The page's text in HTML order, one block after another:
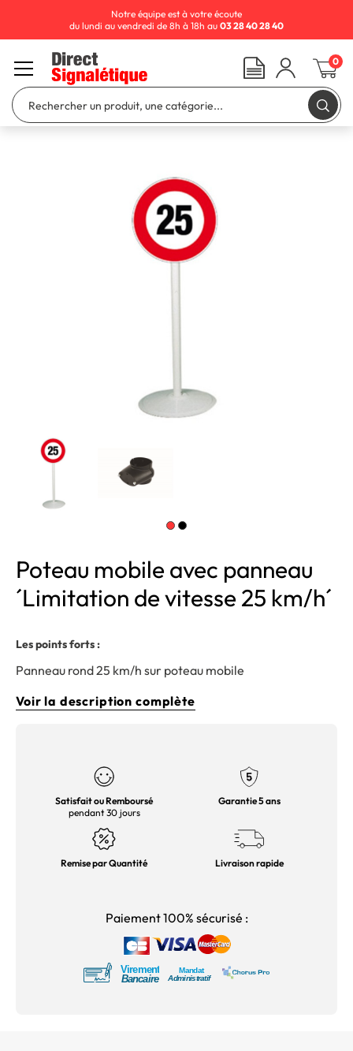
Poteau mobile avec panneau
´Limitation de vitesse 25 km/h´
Les points forts :
Panneau rond 25 km/h sur poteau mobile
Voir la description complète
Satisfait ou Remboursé
pendant 30 jours
Garantie 5 ans
Remise par Quantité Livraison rapide
Paiement 100% sécurisé :
Notre équipe est à votre écoute
du lundi au vendredi de 8h à 18h au 03 28 40 28 40
0